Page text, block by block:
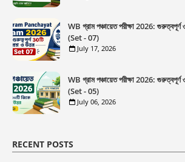
WB গ্রাম পঞ্চায়েত পরীক্ষা 2026:
(Set - 07)
July 17, 2026
WB গ্রাম পঞ্চায়েত পরীক্ষা 2026:
(Set - 05)
July 06, 2026
RECENT POSTS